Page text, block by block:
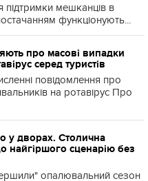
підтримки мешканців в
функціонують...
про масові випадки
серед туристів
повідомлення про
на ротавірус Про
у дворах. Столична
найгіршого сценарію без
опалювальний сезон